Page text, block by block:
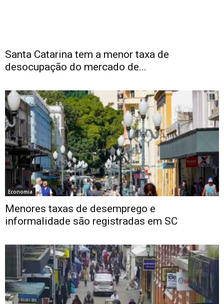
Santa Catarina tem a menor taxa de
desocupação do mercado de...
Economia
Menores taxas de desemprego e
informalidade são registradas em SC